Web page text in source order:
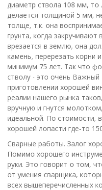
диаметр ствола 108 мм, то
делается толщиной 5 мм,
толще, т.к. она
грунта, когда
врезается в землю, она
камень, перерезать корни
минимум 75 лет. Так что
стволу - это очень Важный
приготовлении хорошей
реалии нашего рынка
вручную и гнутся
идеальной. По стоимости,
хорошей лопасти где-то
Сварные работы. Залог
Помимо хорошего
руки. Это говорит о том,
от умения сварщика,
всех вышеперечисленных